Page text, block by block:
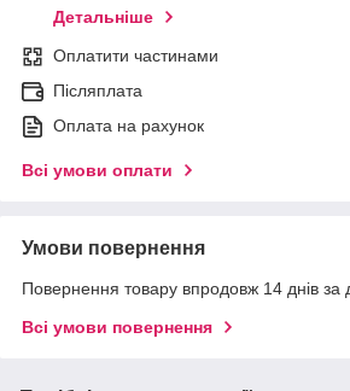
Детальніше
Оплатити частинами
Післяплата
Оплата на рахунок
Всі умови оплати
Умови повернення
Повернення товару впродовж 14 днів за
Всі умови повернення